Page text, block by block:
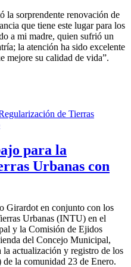
la sorprendente renovación de
que tiene este lugar para los
a mi madre, quien sufrió un
la atención ha sido excelente
mejore su calidad de vida”.
para la
Urbanas con
Girardot en conjunto con los
Urbanas (INTU) en el
y la Comisión de Ejidos
del Concejo Municipal,
la actualización y registro de los
la comunidad 23 de Enero.